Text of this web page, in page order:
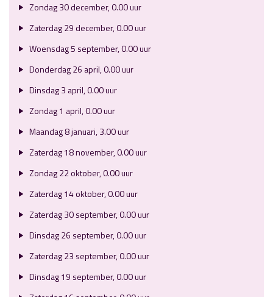
Zondag 30 december, 0.00 uur
Zaterdag 29 december, 0.00 uur
Woensdag 5 september, 0.00 uur
Donderdag 26 april, 0.00 uur
Dinsdag 3 april, 0.00 uur
Zondag 1 april, 0.00 uur
Maandag 8 januari, 3.00 uur
Zaterdag 18 november, 0.00 uur
Zondag 22 oktober, 0.00 uur
Zaterdag 14 oktober, 0.00 uur
Zaterdag 30 september, 0.00 uur
Dinsdag 26 september, 0.00 uur
Zaterdag 23 september, 0.00 uur
Dinsdag 19 september, 0.00 uur